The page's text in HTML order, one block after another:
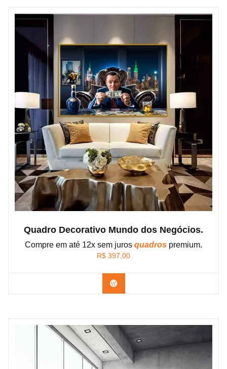
Quadro Decorativo Mundo dos Negócios.
Compre em até 12x sem juros quadros premium.
R$ 397,00
Confira os modelos